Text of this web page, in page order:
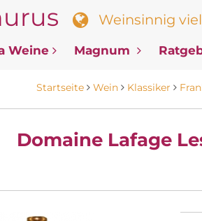
Weinsinnig viel
Weine Magnum
Startseite Wein Klassiker
Domaine Lafage